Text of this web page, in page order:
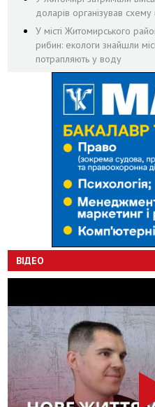
доларів організував
У місті Житомирського
рибин: екологи знайшли
потрапляють у воду
ВІДЕО